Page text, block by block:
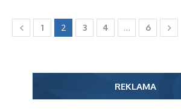
1 2 3 4 … 6
REKLAMA